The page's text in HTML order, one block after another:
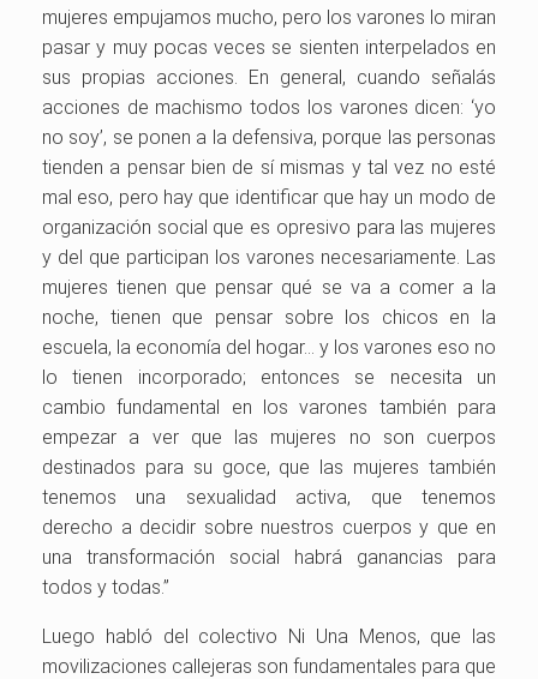
mujeres empujamos mucho, pero los varones lo miran
pasar y muy pocas veces se sienten interpelados en
sus propias acciones. En general, cuando señalás
acciones de machismo todos los varones dicen: ‘yo
no soy’, se ponen a la defensiva, porque las personas
tienden a pensar bien de sí mismas y tal vez no esté
mal eso, pero hay que identificar que hay un modo de
organización social que es opresivo para las mujeres
y del que participan los varones necesariamente. Las
mujeres tienen que pensar qué se va a comer a la
noche, tienen que pensar sobre los chicos en la
escuela, la economía del hogar… y los varones eso no
lo tienen incorporado; entonces se necesita un
cambio fundamental en los varones también para
empezar a ver que las mujeres no son cuerpos
destinados para su goce, que las mujeres también
tenemos una sexualidad activa, que tenemos
derecho a decidir sobre nuestros cuerpos y que en
una transformación social habrá ganancias para
todos y todas.”
Luego habló del colectivo Ni Una Menos, que las
movilizaciones callejeras son fundamentales para que